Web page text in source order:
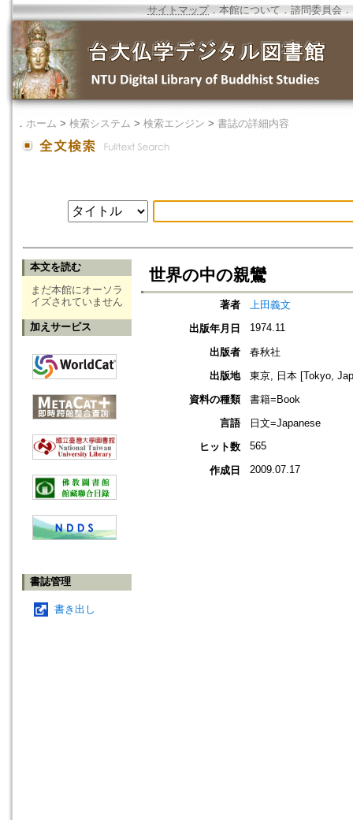
サイトマップ．本館について ． 諮問委員会 ．
． ホーム > 検索システム > 検索エンジン > 書誌の詳細内容
本文を読む
まだ本館にオーソラ
イズされていません
加えサービス
書誌管理
書き出し
世界の中の親鸞
著者
上田義文
出版年月日
1974.11
出版者
春秋社
出版地
東京, 日本 [Tokyo,
資料の種類
書籍=Book
言語
日文=Japanese
ヒット数
565
作成日 2009.07.17